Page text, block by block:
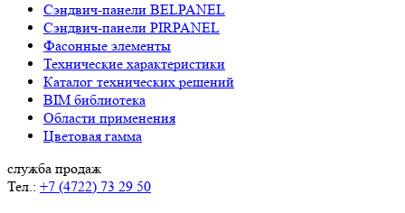
Сэндвич-панели BELPANEL
Сэндвич-панели PIRPANEL
Фасонные элементы
Технические характеристики
Каталог технических решений
BIM библиотека
Области применения
Цветовая гамма
служба продаж
Тел.: +7 (4722) 73 29 50